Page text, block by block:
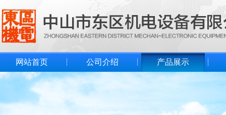
网站首页 公司介绍 产品展示